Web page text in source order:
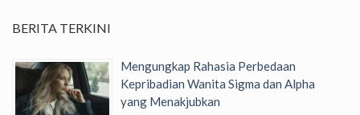
BERITA TERKINI
Mengungkap Rahasia Perbedaan
Kepribadian Wanita Sigma dan Alpha
yang Menakjubkan